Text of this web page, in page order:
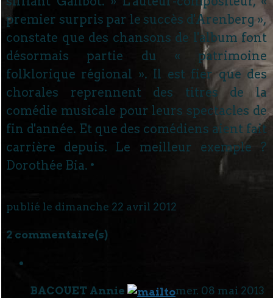
premier surpris par le succès d'Arenberg »,
constate que des chansons de l'album font
désormais partie du « patrimoine
folklorique régional ». Il est fier que des
chorales reprennent des titres de la
comédie musicale pour leurs spectacles de
fin d'année. Et que des comédiens aient fait
carrière depuis. Le meilleur exemple ?
Dorothée Bia. •
publié le dimanche 22 avril 2012
2 commentaire(s)
BACOUET Annie
mer. 08 mai 2013